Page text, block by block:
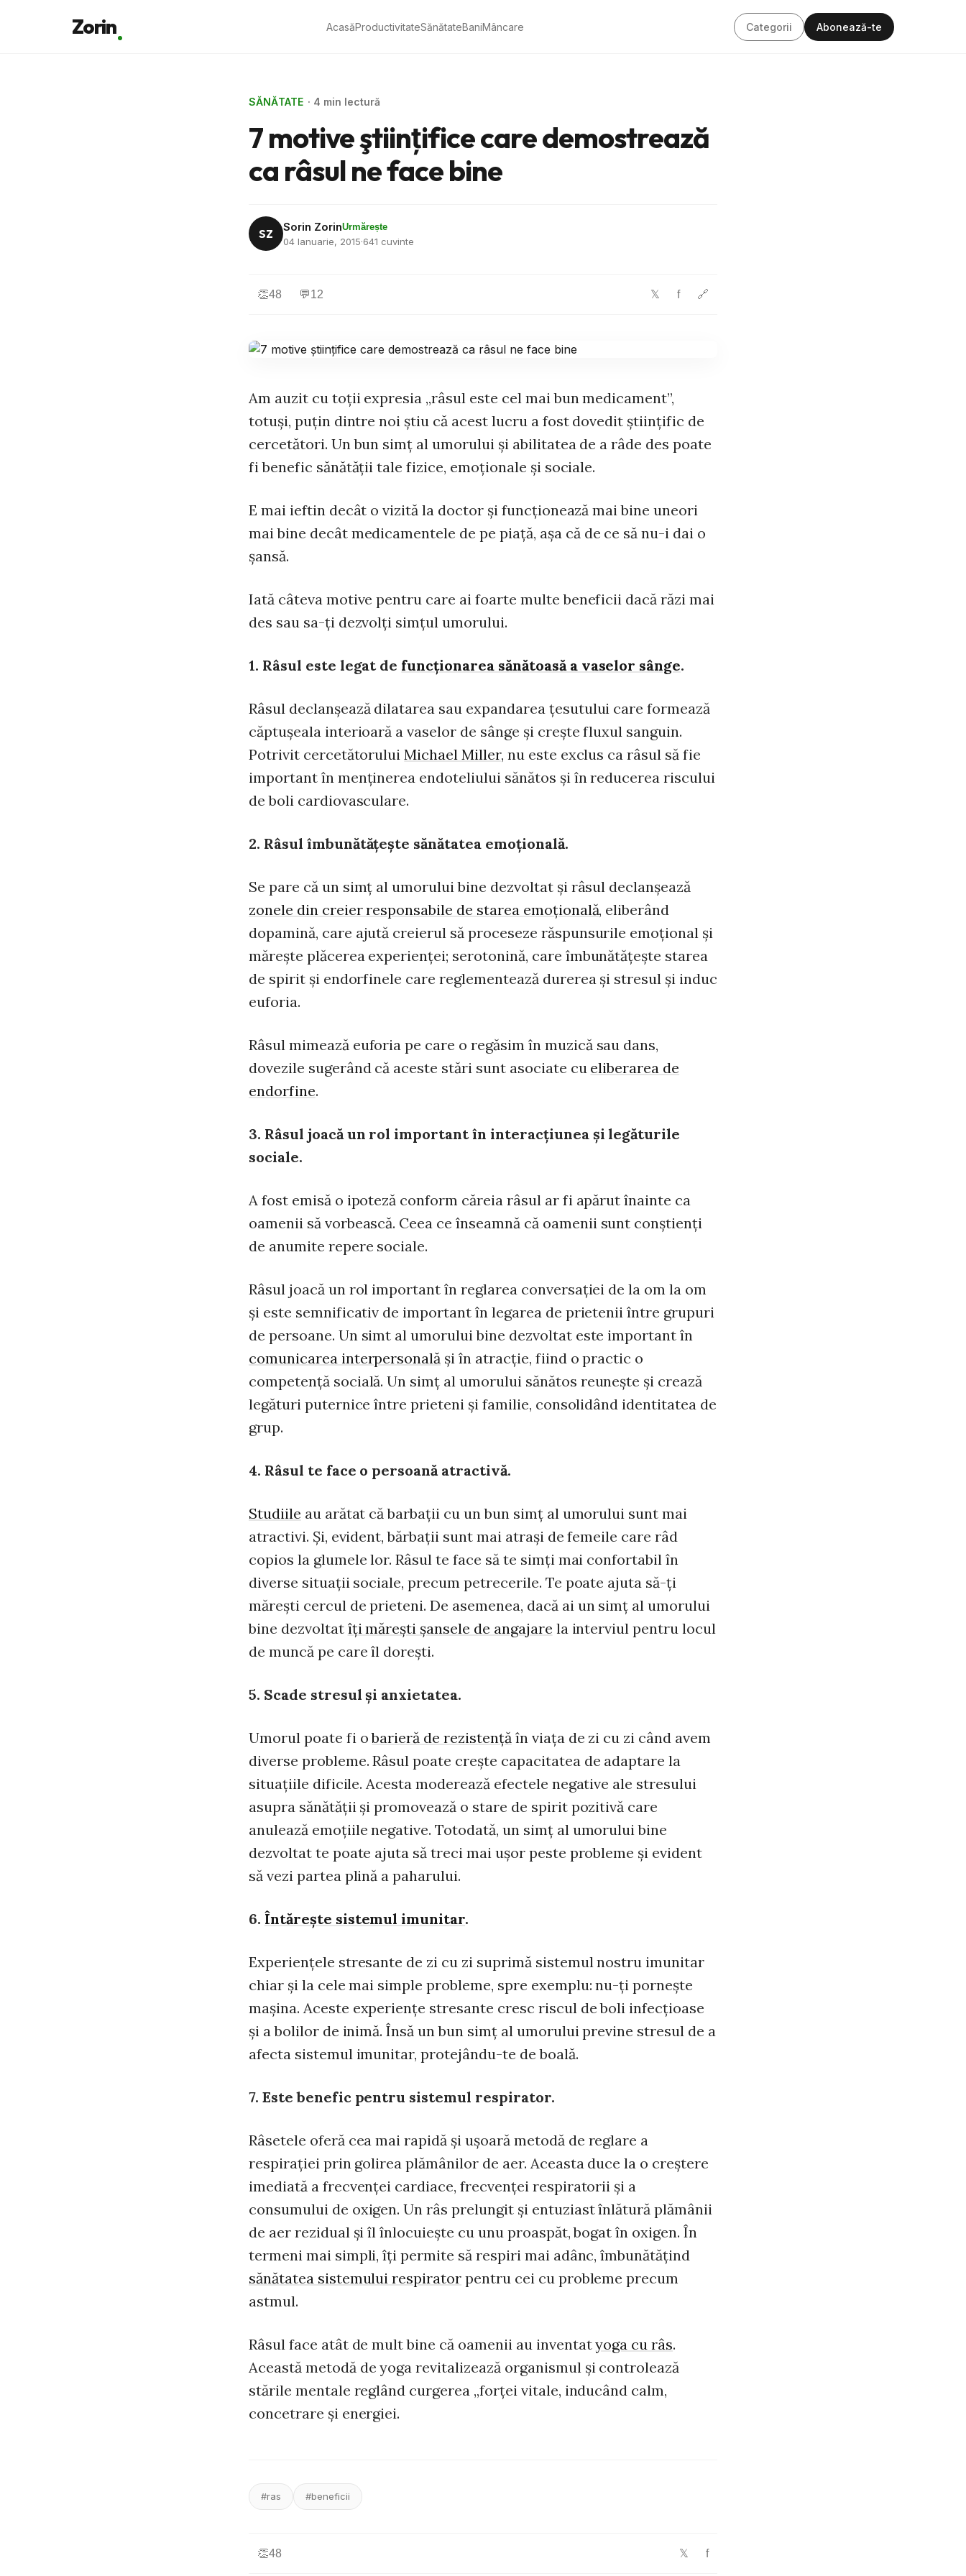
Zorin AcasăProductivitateSănătateBaniMâncare Categorii Abonează-te
SĂNĂTATE · 4 min lectură
7 motive ştiinţifice care demostrează
ca râsul ne face bine
SZ Sorin ZorinUrmărește
04 Ianuarie, 2015·641 cuvinte
👏48 💬12 𝕏 f 🔗
Am auzit cu toţii expresia „râsul este cel mai bun medicament”,
totuşi, puţin dintre noi ştiu că acest lucru a fost dovedit ştiinţific de
cercetători. Un bun simţ al umorului şi abilitatea de a râde des poate
fi benefic sănătăţii tale fizice, emoţionale şi sociale.
E mai ieftin decât o vizită la doctor şi funcţionează mai bine uneori
mai bine decât medicamentele de pe piaţă, aşa că de ce să nu-i dai o
şansă.
Iată câteva motive pentru care ai foarte multe beneficii dacă răzi mai
des sau sa-ţi dezvolţi simţul umorului.
1. Râsul este legat de funcţionarea sănătoasă a vaselor sânge.
Râsul declanşează dilatarea sau expandarea ţesutului care formează
căptuşeala interioară a vaselor de sânge şi creşte fluxul sanguin.
Potrivit cercetătoruluiMichael Miller, nu este exclus ca râsul să fie
important în menţinerea endoteliului sănătos şi în reducerea riscului
de boli cardiovasculare.
2. Râsul îmbunătăţeşte sănătatea emoţională.
Se pare că un simţ al umorului bine dezvoltat şi râsul declanşează
zonele din creier responsabile de starea emoţională, eliberând
dopamină, care ajută creierul să proceseze răspunsurile emoţional şi
măreşte plăcerea experienţei; serotonină, care îmbunătăţeşte starea
de spirit şi endorfinele care reglementează durerea şi stresul şi induc
euforia.
Râsul mimează euforia pe care o regăsim în muzică sau dans,
dovezile sugerând că aceste stări sunt asociate cu eliberarea de
endorfine.
3. Râsul joacă un rol important în interacţiunea şi legăturile
sociale.
A fost emisă o ipoteză conform căreia râsul ar fi apărut înainte ca
oamenii să vorbească. Ceea ce înseamnă că oamenii sunt conştienţi
de anumite repere sociale.
Râsul joacă un rol important în reglarea conversaţiei de la om la om
şi este semnificativ de important în legarea de prietenii între grupuri
de persoane. Un simt al umorului bine dezvoltat este important în
comunicarea interpersonală şi în atracţie, fiind o practic o
competenţă socială. Un simţ al umorului sănătos reuneşte şi crează
legături puternice între prieteni şi familie, consolidând identitatea de
grup.
4. Râsul te face o persoană atractivă.
Studiile au arătat că barbaţii cu un bun simţ al umorului sunt mai
atractivi. Şi, evident, bărbaţii sunt mai atraşi de femeile care râd
copios la glumele lor. Râsul te face să te simţi mai confortabil în
diverse situaţii sociale, precum petrecerile. Te poate ajuta să-ţi
măreşti cercul de prieteni. De asemenea, dacă ai un simţ al umorului
bine dezvoltat îţi măreşti şansele de angajare la interviul pentru locul
de muncă pe care îl doreşti.
5. Scade stresul şi anxietatea.
Umorul poate fi obarieră de rezistenţăîn viaţa de zi cu zi când avem
diverse probleme. Râsul poate creşte capacitatea de adaptare la
situaţiile dificile. Acesta moderează efectele negative ale stresului
asupra sănătăţii şi promovează o stare de spirit pozitivă care
anulează emoţiile negative. Totodată, un simţ al umorului bine
dezvoltat te poate ajuta să treci mai uşor peste probleme şi evident
să vezi partea plină a paharului.
6. Întăreşte sistemul imunitar.
Experienţele stresante de zi cu zi suprimă sistemul nostru imunitar
chiar şi la cele mai simple probleme, spre exemplu: nu-ţi porneşte
maşina. Aceste experienţe stresante cresc riscul de boli infecţioase
şi a bolilor de inimă. Însă un bun simţ al umorului previne stresul de a
afecta sistemul imunitar, protejându-te de boală.
7. Este benefic pentru sistemul respirator.
Râsetele oferă cea mai rapidă şi uşoară metodă de reglare a
respiraţiei prin golirea plămânilor de aer. Aceasta duce la o creştere
imediată a frecvenţei cardiace, frecvenţei respiratorii şi a
consumului de oxigen. Un râs prelungit şi entuziast înlătură plămânii
de aer rezidual şi îl înlocuieşte cu unu proaspăt, bogat în oxigen. În
termeni mai simpli, îţi permite să respiri mai adânc, îmbunătăţind
sănătatea sistemului respirator pentru cei cu probleme precum
astmul.
Râsul face atât de mult bine că oamenii au inventatyoga cu râs.
Această metodă de yoga revitalizează organismul şi controlează
stările mentale reglând curgerea „forţei vitale, inducând calm,
concetrare şi energiei.
#ras #beneficii
👏48 𝕏 f